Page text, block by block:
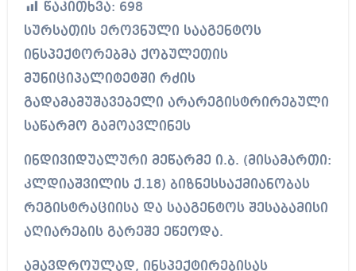
წაკითხვა: 698
სურსათის ეროვნული სააგენტოს
ინსპექტორებმა ქობულეთის
მუნიციპალიტეტში რძის
გადამამუშავებელი არარეგისტრირებული
საწარმო გამოავლინეს
ინდივიდუალური მეწარმე ი.ბ. (მისამართი:
კლდიაშვილის ქ.18) ბიზნესსაქმიანობას
რეგისტრაციისა და სააგენტოს შესაბამისი
აღიარების გარეშე ეწეოდა.
ამავდროულად, ინსპექტირებისას